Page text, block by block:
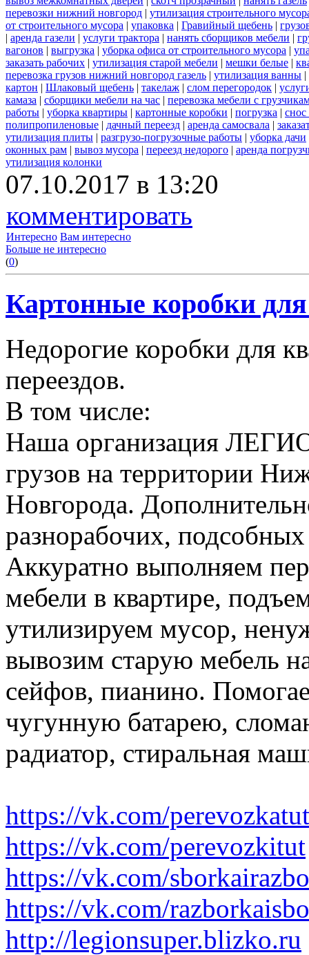
перевозки нижний новгород | утилизация строительного
от строительного мусора | упаковка | Гравийный щебень |
| аренда газели | услуги трактора | нанять сборщиков мебели |
вагонов | выгрузка | уборка офиса от строительного мусора |
заказать рабочих | утилизация старой мебели | мешки белые |
перевозка грузов нижний новгород газель | утилизация ванны |
картон | Шлаковый щебень | такелаж | слом перегородок |
камаза | сборщики мебели на час | перевозка мебели с
работы | уборка квартиры | картонные коробки | погрузка | снос
полипропиленовые | дачный переезд | аренда самосвала |
утилизация плиты | разгрузо-погрузочные работы | уборка дачи
оконных рам | вывоз мусора | переезд недорого | аренда
утилизация колонки
07.10.2017 в 13:20
комментировать
Интересно Вам интересно
Больше не интересно
(0)
Картонные коробки для
Недорогие коробки для
переездов.
В том числе:
Наша организация
грузов на территории
Новгорода.
разнорабочих,
Аккуратно выполняем
мебели в квартире,
утилизируем мусор,
вывозим старую мебель
сейфов, пианино.
чугунную батарею,
радиатор, стиральная
https://vk.com/perevozkatut
https://vk.com/perevozkitut
https://vk.com/
https://vk.com/
http://legionsuper.blizko.ru